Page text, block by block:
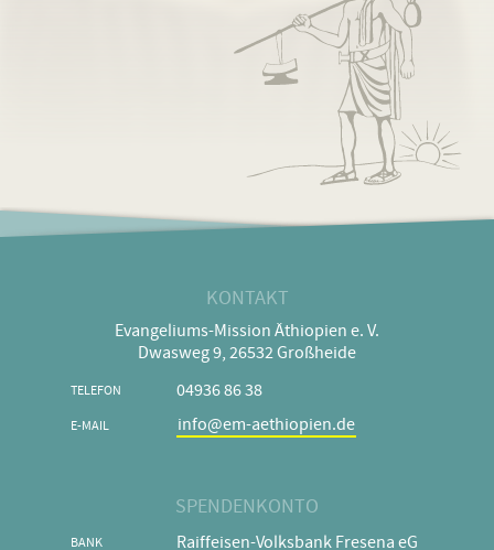
KONTAKT
Evangeliums-Mission Äthiopien e. V.
Dwasweg 9, 26532 Großheide
TELEFON 04936 86 38
E-MAIL info@em-aethiopien.de
SPENDENKONTO
BANK Raiffeisen-Volksbank Fresena eG